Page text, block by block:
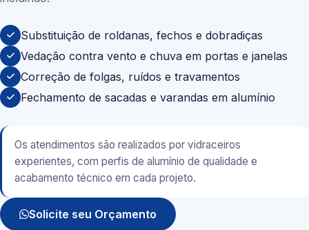
Substituição de roldanas, fechos e dobradiças
Vedação contra vento e chuva em portas e janelas
Correção de folgas, ruídos e travamentos
Fechamento de sacadas e varandas em alumínio
Os atendimentos são realizados por vidraceiros
experientes, com perfis de alumínio de qualidade e
acabamento técnico em cada projeto.
Solicite seu Orçamento